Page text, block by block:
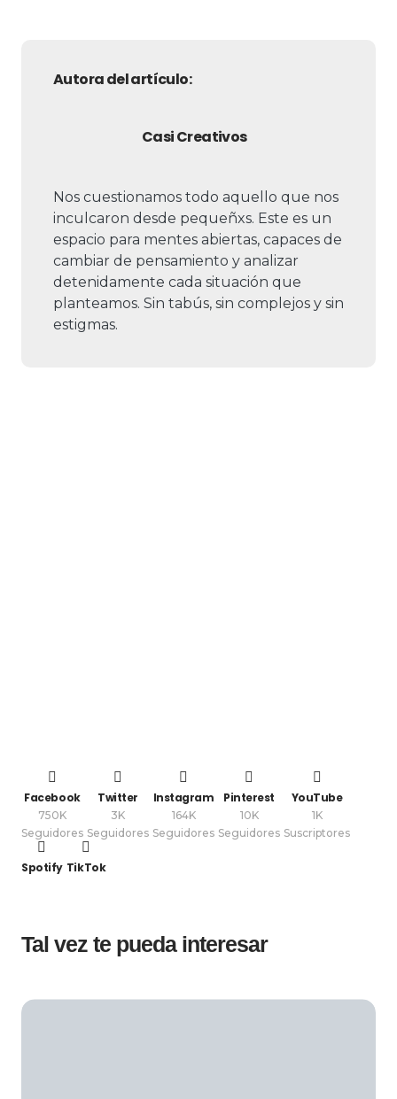
Autora del artículo:
Casi Creativos
Nos cuestionamos todo aquello que nos
inculcaron desde pequeñxs. Este es un
espacio para mentes abiertas, capaces de
cambiar de pensamiento y analizar
detenidamente cada situación que
planteamos. Sin tabús, sin complejos y sin
estigmas.
Facebook
750K
Seguidores
Twitter
3K
Seguidores
Instagram
164K
Seguidores
Pinterest
10K
Seguidores
YouTube
1K
Suscriptores
Spotify TikTok
Tal vez te pueda interesar